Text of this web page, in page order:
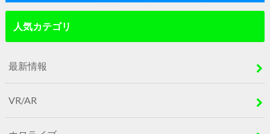
人気カテゴリ
最新情報
VR/AR